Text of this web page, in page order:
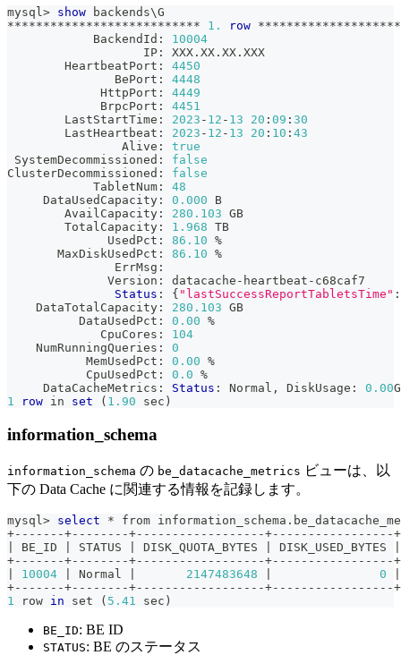
mysql> show backends\G
*************************** 1. row ********************
            BackendId:
10004
                   IP: XXX
. XX . XX . XXX
        HeartbeatPort:
4450
               BePort:
4448
             HttpPort:
4449
             BrpcPort:
4451
        LastStartTime:
2023 - 12 - 13 20 : 09 : 30
        LastHeartbeat:
2023 - 12 - 13 20 : 10 : 43
                Alive:
true
SystemDecommissioned: false
ClusterDecommissioned: false
            TabletNum:
48
     DataUsedCapacity:
0.000 B
        AvailCapacity:
280.103 GB
        TotalCapacity:
1.968 TB
              UsedPct:
86.10 %
       MaxDiskUsedPct:
86.10 %
               ErrMsg:
              Version: datacache
- heartbeat - c68caf7
Status : { "lastSuccessReportTabletsTime" :
    DataTotalCapacity:
280.103 GB
          DataUsedPct:
0.00 %
             CpuCores:
104
    NumRunningQueries:
0
           MemUsedPct:
0.00 %
           CpuUsedPct:
0.0 %
     DataCacheMetrics:
Status : Normal , DiskUsage: 0.00
1
row in set ( 1.90 sec )
information_schema
information_schema の be_datacache_metrics ビューは、以
下の Data Cache に関連する情報を記録します。
mysql > select * from
+-------+--------+------------------
BE_ID STATUS DISK_QUOTA_BYTES DISK_USED_BYTES
+-------+--------+------------------
10004 Normal 2147483648 0
+-------+--------+------------------
1
row in set ( 5.41 sec )
BE_ID: BE ID
STATUS: BE のステータス